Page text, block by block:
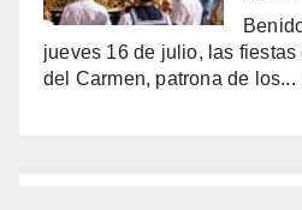
de
jueves 16 de julio, las
del Carmen, patrona de los...